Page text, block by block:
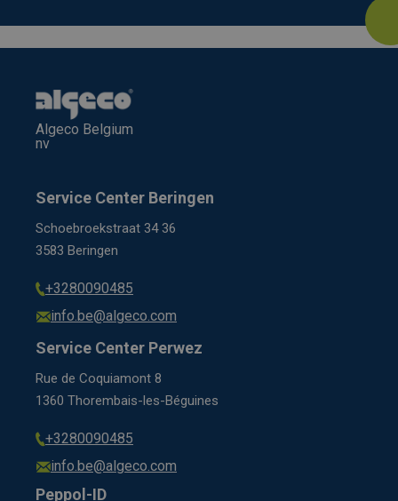
Algeco Belgium
nv
Service Center Beringen
Schoebroekstraat 34 36
3583 Beringen
+3280090485
info.be@algeco.com
Service Center Perwez
Rue de Coquiamont 8
1360 Thorembais-les-Béguines
+3280090485
info.be@algeco.com
Peppol-ID